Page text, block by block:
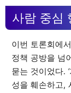
사람 중심
이번 토론회에
정책 공방을 넘
묻는 것이었다.
성을 훼손하고,